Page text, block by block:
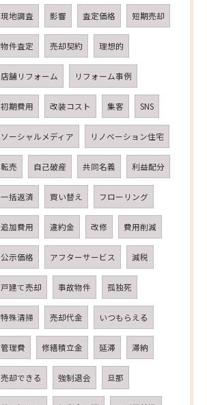
現地調査 影響 査定価格 短期売却
物件査定 売却契約 理想的
店舗リフォーム リフォーム事例
初期費用 改装コスト 集客 SNS
ソーシャルメディア リノベーション住宅
転売 自己破産 共同名義 利益配分
一括返済 買い替え フローリング
追加費用 違約金 改修 費用削減
公示価格 アフターサービス 減税
戸建て売却 事故物件 孤独死
特殊清掃 売却代金 いつもらえる
管理費 修繕積立金 延滞 滞納
売却できる 強制退会 旦那